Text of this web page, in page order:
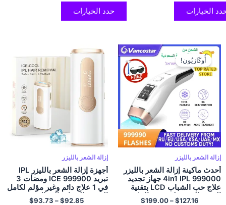
الخيارات حدد الخيارات
أُوكَازيُون!
إزالة الشعر بالليزر
أحدث ماكينة إزالة الشعر بالليزر
4in1 IPL 999000 جهاز تجديد
علاج حب الشباب LCD بتقنية
التبريد السريع لتشذيب البيكيني
$127.16
–
$199.00
إزالة الشعر بالليزر
أجهزة إزالة الشعر بالليزر IPL
تبريد ICE 999900 ومضات 3
في 1 علاج دائم وغير مؤلم لكامل
الجسم للنساء والرجال
$92.85
–
$93.73